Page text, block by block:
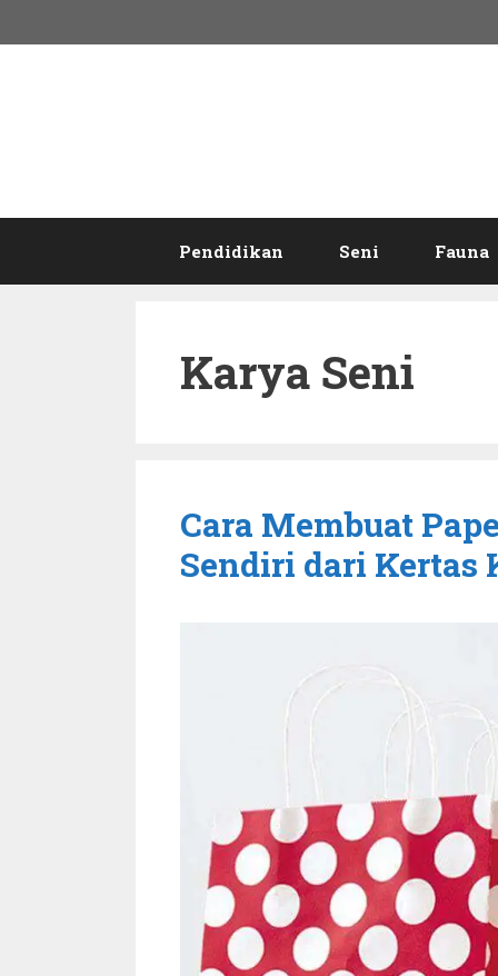
ke
Pendidikan Seni Fauna
Karya Seni
Cara Membuat
Sendiri dari Kertas